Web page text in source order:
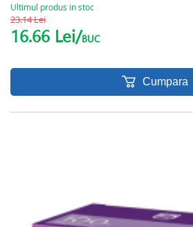
Ultimul produs in stoc
23.14 Lei
16.66 Lei/BUC
Cumpara